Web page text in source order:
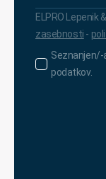
*
Seznanjen/-
a
Seznanjen/-
podatkov.
ELPRO Lepenik
zasebnosti -